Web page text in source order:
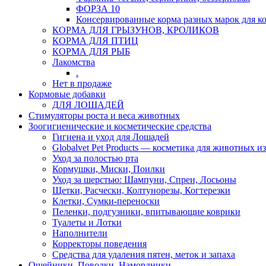
ФОРЗА 10
Консервированные корма разных марок для
КОРМА ДЛЯ ГРЫЗУНОВ, КРОЛИКОВ
КОРМА ДЛЯ ПТИЦ
КОРМА ДЛЯ РЫБ
Лакомства
.
Нет в продаже
Кормовые добавки
ДЛЯ ЛОШАДЕЙ
Стимуляторы роста и веса животных
Зоогигиенические и косметические средства
Гигиена и уход для Лошадей
Globalvet Pet Products — косметика для животных
Уход за полостью рта
Кормушки, Миски, Поилки
Уход за шерстью: Шампуни, Спреи, Лосьоны
Щетки, Расчески, Колтунорезы, Когтерезки
Клетки, Сумки-переноски
Пеленки, подгузники, впитывающие коврики
Туалеты и Лотки
Наполнители
Корректоры поведения
Средства для удаления пятен, меток и запаха